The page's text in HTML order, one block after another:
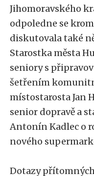
Jihomoravského
odpoledne se
diskutovala také
Starostka města
seniory s
šetřením
místostarosta Jan
senior dopravě a
Antonín Kadlec o
nového
Dotazy